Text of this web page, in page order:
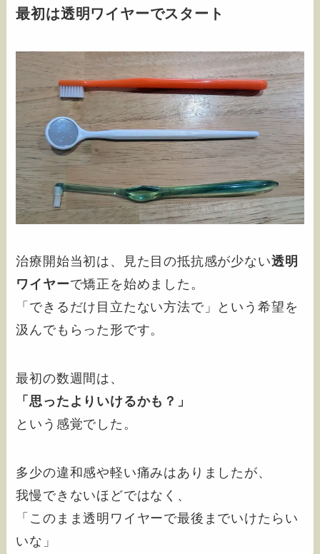
最初は透明ワイヤーでスタート
治療開始当初は、見た目の抵抗感が少ない透明
ワイヤーで矯正を始めました。
「できるだけ目立たない方法で」という希望を
汲んでもらった形です。
最初の数週間は、
「思ったよりいけるかも？」
という感覚でした。
多少の違和感や軽い痛みはありましたが、
我慢できないほどではなく、
「このまま透明ワイヤーで最後までいけたらい
いな」